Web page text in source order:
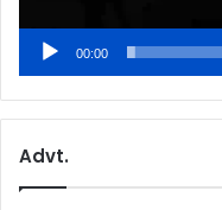
00:00
Advt.